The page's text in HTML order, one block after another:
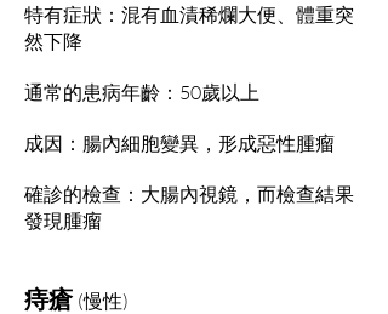
特有症狀：混有血漬稀爛大便、體重突
然下降
通常的患病年齡：50歲以上
成因：腸內細胞變異，形成惡性腫瘤
確診的檢查：大腸內視鏡，而檢查結果
發現腫瘤
痔瘡 (慢性)